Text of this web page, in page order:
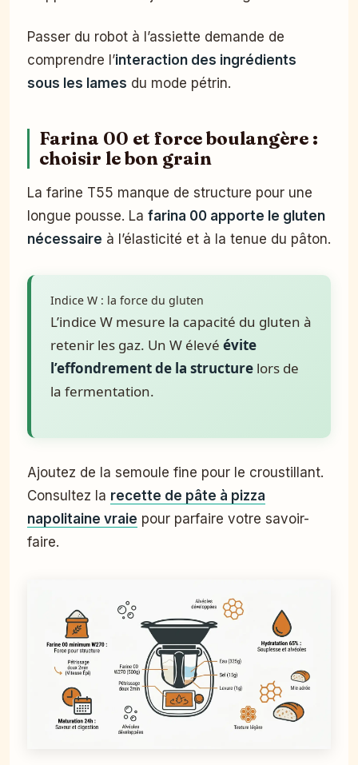
Passer du robot à l’assiette demande de
comprendre l’interaction des ingrédients
sous les lames du mode pétrin.
Farina 00 et force boulangère :
choisir le bon grain
La farine T55 manque de structure pour une
longue pousse. La farina 00 apporte le gluten
nécessaire à l’élasticité et à la tenue du pâton.
Indice W : la force du gluten
L’indice W mesure la capacité du gluten à
retenir les gaz. Un W élevé évite
l’effondrement de la structure lors de
la fermentation.
Ajoutez de la semoule fine pour le croustillant.
Consultez la recette de pâte à pizza
napolitaine vraie pour parfaire votre savoir-
faire.